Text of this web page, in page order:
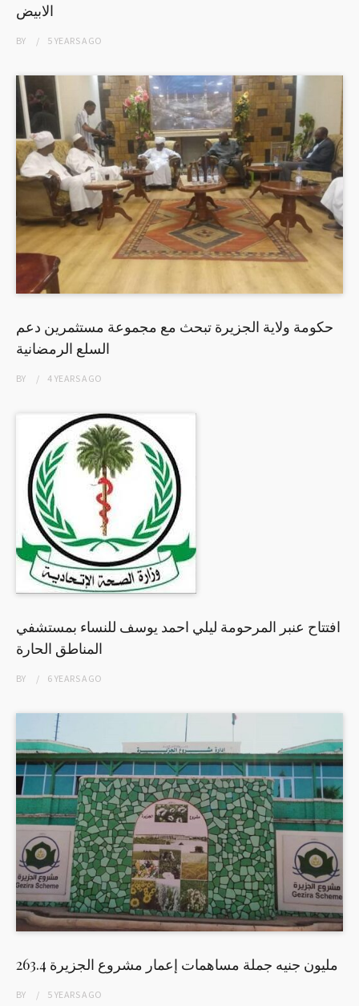
الابيض
BY 5 YEARSAGO
حكومة ولاية الجزيرة تبحث مع مجموعة مستثمرين دعم
السلع الرمضانية
BY 4 YEARSAGO
افتتاح عنبر المرحومة ليلي احمد يوسف للنساء بمستشفي
المناطق الحارة
BY 6 YEARSAGO
263.4 مليون جنيه جملة مساهمات إعمار مشروع الجزيرة
BY 5 YEARSAGO